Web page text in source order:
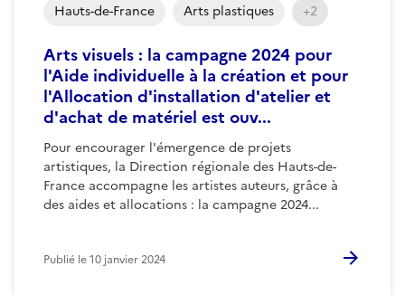
Arts visuels : la campagne 2024 pour
l'Aide individuelle à la création et pour
l'Allocation d'installation d'atelier et
d'achat de matériel est ouv...
Pour encourager l'émergence de projets
artistiques, la Direction régionale des Hauts-de-
France accompagne les artistes auteurs, grâce à
des aides et allocations : la campagne 2024...
Hauts-de-France Arts plastiques +2
Publié le10 janvier 2024